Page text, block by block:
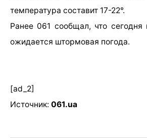
температура составит 17-22°.
Ранее 061 сообщал, что
ожидается штормовая погода.
[ad_2]
Источник: 061.ua